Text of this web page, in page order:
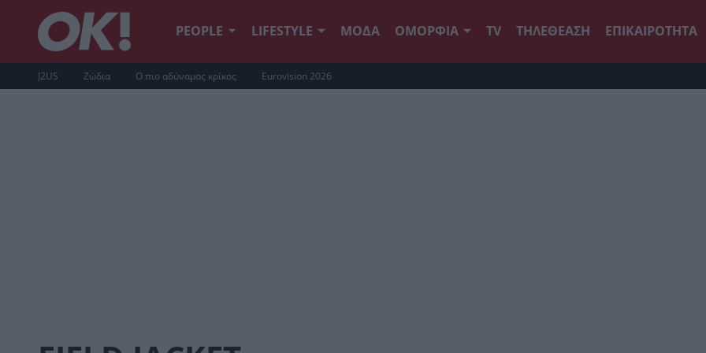
PEOPLE LIFESTYLE ΜΟΔΑ ΟΜΟΡΦΙΑ TV ΤΗΛΕΘΕΑΣΗ ΕΠΙΚΑΙΡΟΤΗΤΑ
J2US Ζώδια Ο πιο αδύναμος κρίκος Eurovision 2026